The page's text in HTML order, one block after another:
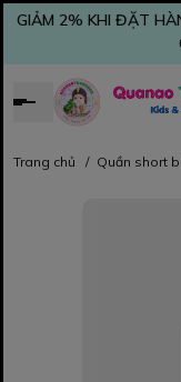
GIẢM 2% KHI ĐẶT
Trang chủ / Quần short